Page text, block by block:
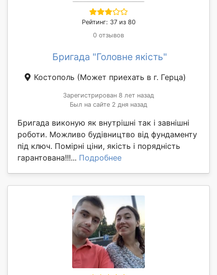
Рейтинг: 37 из 80
0 отзывов
Бригада "Головне якість"
Костополь (Может приехать в г. Герца)
Зарегистрирован 8 лет назад
Был на сайте 2 дня назад
Бригада виконую як внутрішні так і завнішні
роботи. Можливо будівництво від фундаменту
під ключ. Помірні ціни, якість і порядність
гарантована!!!... Подробнее